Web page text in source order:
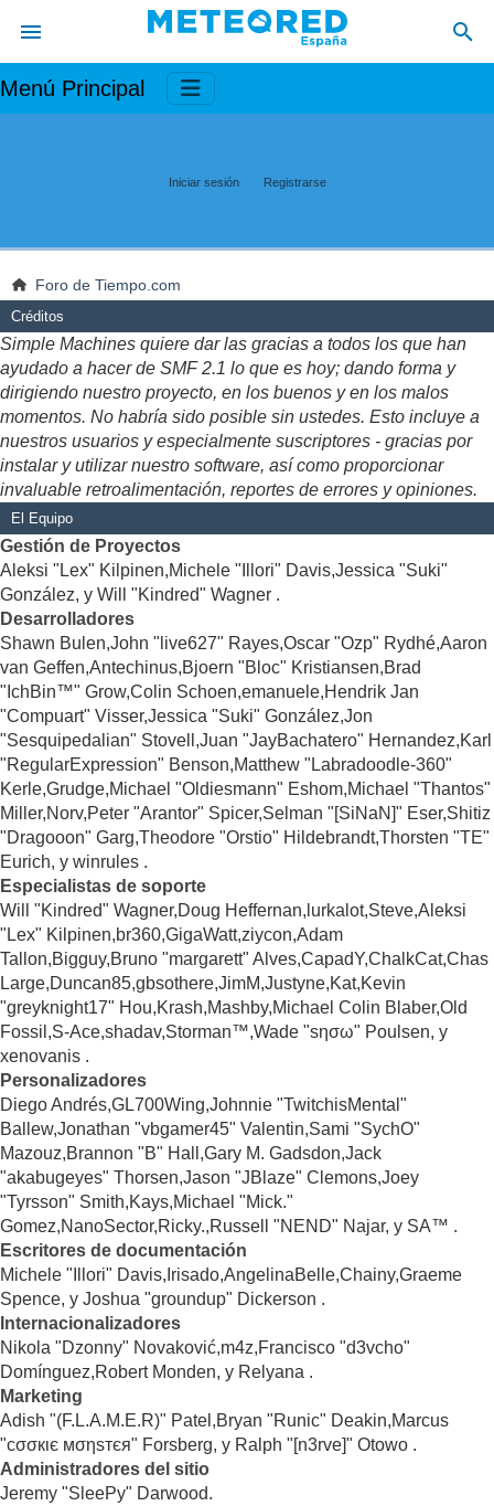
Menú Principal
Iniciar sesión Registrarse
Foro de Tiempo.com
Créditos
Simple Machines quiere dar las gracias a todos los que han
ayudado a hacer de SMF 2.1 lo que es hoy; dando forma y
dirigiendo nuestro proyecto, en los buenos y en los malos
momentos. No habría sido posible sin ustedes. Esto incluye a
nuestros usuarios y especialmente suscriptores - gracias por
instalar y utilizar nuestro software, así como proporcionar
invaluable retroalimentación, reportes de errores y opiniones.
El Equipo
Gestión de Proyectos
Aleksi "Lex" Kilpinen,Michele "Illori" Davis,Jessica "Suki"
González, y Will "Kindred" Wagner .
Desarrolladores
Shawn Bulen,John "live627" Rayes,Oscar "Ozp" Rydhé,Aaron
van Geffen,Antechinus,Bjoern "Bloc" Kristiansen,Brad
"IchBin™" Grow,Colin Schoen,emanuele,Hendrik Jan
"Compuart" Visser,Jessica "Suki" González,Jon
"Sesquipedalian" Stovell,Juan "JayBachatero" Hernandez,Karl
"RegularExpression" Benson,Matthew "Labradoodle-360"
Kerle,Grudge,Michael "Oldiesmann" Eshom,Michael "Thantos"
Miller,Norv,Peter "Arantor" Spicer,Selman "[SiNaN]" Eser,Shitiz
"Dragooon" Garg,Theodore "Orstio" Hildebrandt,Thorsten "TE"
Eurich, y winrules .
Especialistas de soporte
Will "Kindred" Wagner,Doug Heffernan,lurkalot,Steve,Aleksi
"Lex" Kilpinen,br360,GigaWatt,ziycon,Adam
Tallon,Bigguy,Bruno "margarett" Alves,CapadY,ChalkCat,Chas
Large,Duncan85,gbsothere,JimM,Justyne,Kat,Kevin
"greyknight17" Hou,Krash,Mashby,Michael Colin Blaber,Old
Fossil,S-Ace,shadav,Storman™,Wade "sησω" Poulsen, y
xenovanis .
Personalizadores
Diego Andrés,GL700Wing,Johnnie "TwitchisMental"
Ballew,Jonathan "vbgamer45" Valentin,Sami "SychO"
Mazouz,Brannon "B" Hall,Gary M. Gadsdon,Jack
"akabugeyes" Thorsen,Jason "JBlaze" Clemons,Joey
"Tyrsson" Smith,Kays,Michael "Mick."
Gomez,NanoSector,Ricky.,Russell "NEND" Najar, y SA™ .
Escritores de documentación
Michele "Illori" Davis,Irisado,AngelinaBelle,Chainy,Graeme
Spence, y Joshua "groundup" Dickerson .
Internacionalizadores
Nikola "Dzonny" Novaković,m4z,Francisco "d3vcho"
Domínguez,Robert Monden, y Relyana .
Marketing
Adish "(F.L.A.M.E.R)" Patel,Bryan "Runic" Deakin,Marcus
"cσσкιє мσηѕтєя" Forsberg, y Ralph "[n3rve]" Otowo .
Administradores del sitio
Jeremy "SleePy" Darwood.